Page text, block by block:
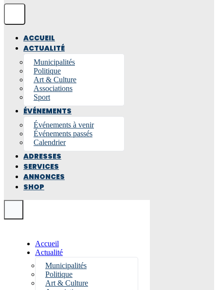
ACCUEIL
ACTUALITÉ
Municipalités
Politique
Art & Culture
Associations
Sport
ÉVÉNEMENTS
Événements à venir
Événements passés
Calendrier
ADRESSES
SERVICES
ANNONCES
SHOP
Accueil
Actualité
Municipalités
Politique
Art & Culture